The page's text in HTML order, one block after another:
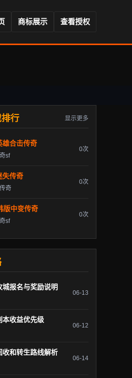
商标展示 查看授权
行 显示更多
雄合击传奇
sf
0次
失传奇
奇
0次
版中变传奇
sf
0次
城报名与奖励说明
06-13
本收益优先级
06-12
收和转生路线解析
06-14